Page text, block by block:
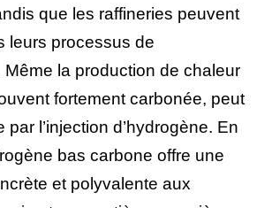
que les raffineries peuvent
leurs processus de
Même la production de chaleur
fortement carbonée, peut
par l’injection d’hydrogène. En
bas carbone offre une
et polyvalente aux